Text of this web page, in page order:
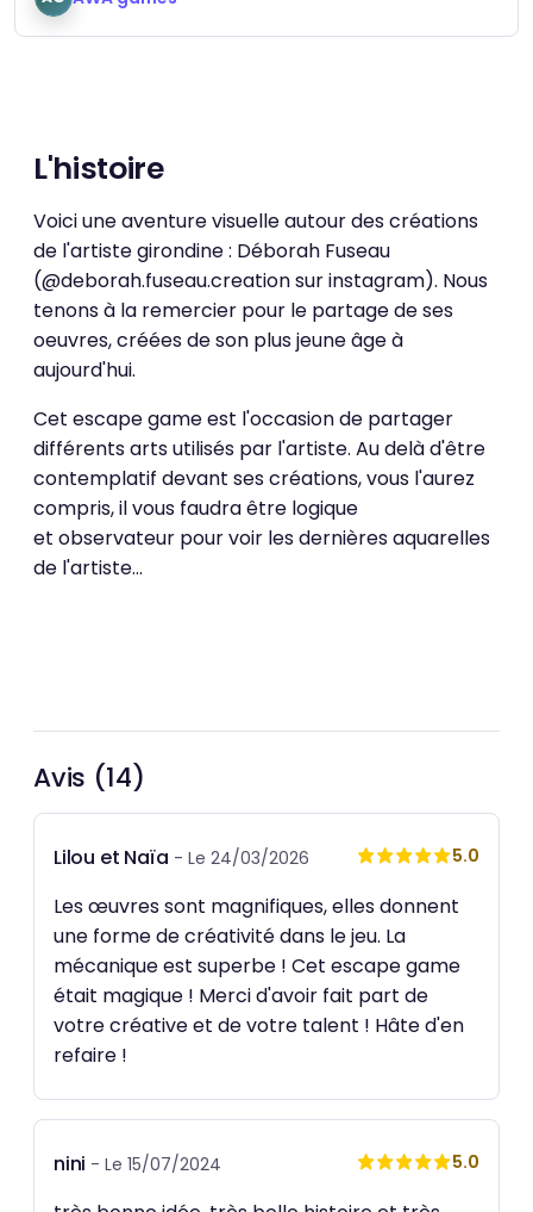
L'histoire
Voici une aventure visuelle autour des créations
de l'artiste girondine : Déborah Fuseau
(@deborah.fuseau.creation sur instagram). Nous
tenons à la remercier pour le partage de ses
oeuvres, créées de son plus jeune âge à
aujourd'hui.
Cet escape game est l'occasion de partager
différents arts utilisés par l'artiste. Au delà d'être
contemplatif devant ses créations, vous l'aurez
compris, il vous faudra être logique
et observateur pour voir les dernières aquarelles
de l'artiste...
Avis (14)
Lilou et Naïa - Le 24/03/2026 5.0
Les œuvres sont magnifiques, elles donnent
une forme de créativité dans le jeu. La
mécanique est superbe ! Cet escape game
était magique ! Merci d'avoir fait part de
votre créative et de votre talent ! Hâte d'en
refaire !
nini - Le 15/07/2024 5.0